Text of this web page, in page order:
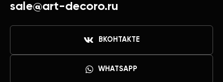
sale@art-decoro.ru
ВКОНТАКТЕ
WHATSAPP